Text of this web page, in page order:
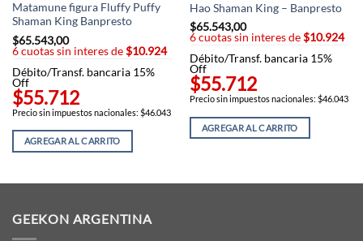
Matamune figura Fluffy Puffy
Shaman King Banpresto
$65.543,00
6 cuotas sin interes de$10.924
Débito/Transf. bancaria 15%
Off
$55.712
Precio sin impuestos nacionales: $46.043
AGREGAR AL CARRITO
Hao Shaman King – Banpresto
$65.543,00
6 cuotas sin interes de$10.924
Débito/Transf. bancaria 15%
Off
$55.712
Precio sin impuestos nacionales: $46.043
AGREGAR AL CARRITO
GEEKON ARGENTINA